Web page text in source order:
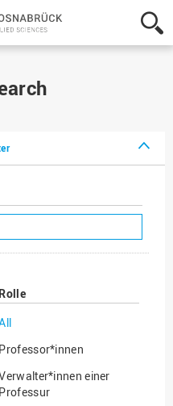
Hochschule
Osnabrück
-
Rolle
Professor*innen
einer
Professur